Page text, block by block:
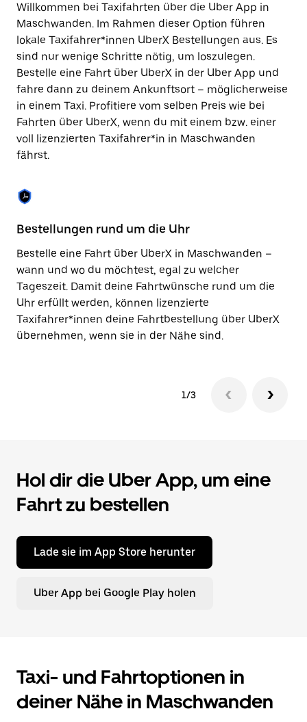
Datum
auszuwählen.
Drücke
die
Escape-
Taste,
um
den
Kalender
zu
schließen.
Willkommen bei Taxifahrten über die Uber App in
Maschwanden. Im Rahmen dieser Option führen
lokale Taxifahrer*innen UberX Bestellungen aus. Es
sind nur wenige Schritte nötig, um loszulegen.
Bestelle eine Fahrt über UberX in der Uber App und
fahre dann zu deinem Ankunftsort – möglicherweise
in einem Taxi. Profitiere vom selben Preis wie bei
Fahrten über UberX, wenn du mit einem bzw. einer
voll lizenzierten Taxifahrer*in in Maschwanden
fährst.
Bestellungen rund um die Uhr
Bestelle eine Fahrt über UberX in Maschwanden –
wann und wo du möchtest, egal zu welcher
Tageszeit. Damit deine Fahrtwünsche rund um die
Uhr erfüllt werden, können lizenzierte
Taxifahrer*innen deine Fahrtbestellung über UberX
übernehmen, wenn sie in der Nähe sind.
1/3
Hol dir die Uber App, um eine
Fahrt zu bestellen
Lade sie im App Store herunter
Uber App bei Google Play holen
Taxi- und Fahrtoptionen in
deiner Nähe in Maschwanden